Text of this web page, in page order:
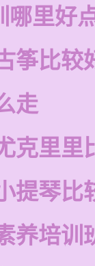
哪里好
筝比较
走
克里里
提琴比
养培训